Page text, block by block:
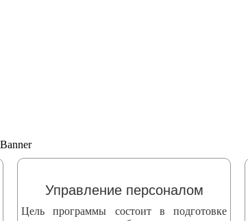
Управление персоналом
Цель программы состоит в подготовке